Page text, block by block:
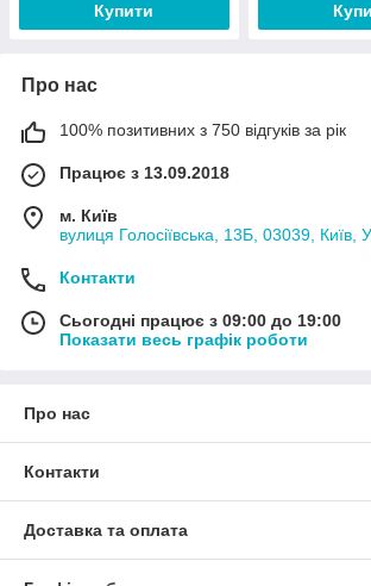
Купити
Про нас
100% позитивних з 750 відгуків за рік
Працює з 13.09.2018
м. Київ
вулиця Голосіївська, 13Б, 03039, Київ,
Контакти
Сьогодні працює з 09:00 до 19:00
Показати весь графік роботи
Про нас
Контакти
Доставка та оплата